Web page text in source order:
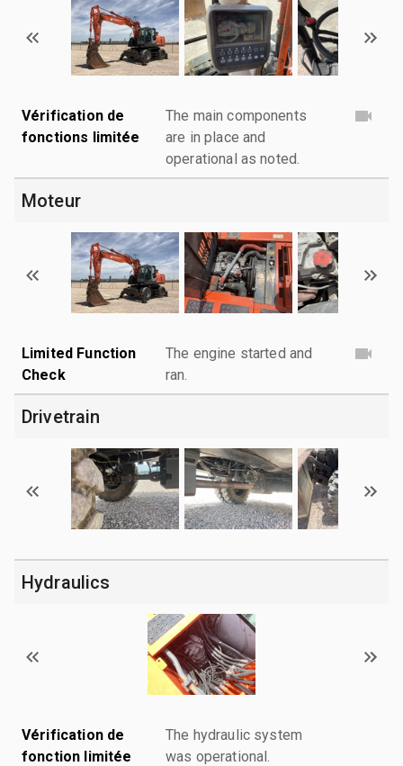
Vérification de
fonctions limitée
The main components
are in place and
operational as noted.
Moteur
Limited Function
Check
The engine started and
ran.
Drivetrain
Hydraulics
Vérification de
fonction limitée
The hydraulic system
was operational.